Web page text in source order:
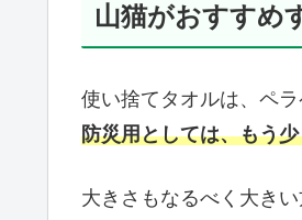
山猫がおすすめ
使い捨てタオルは、ペ
防災用としては、もう
大きさもなるべく大き